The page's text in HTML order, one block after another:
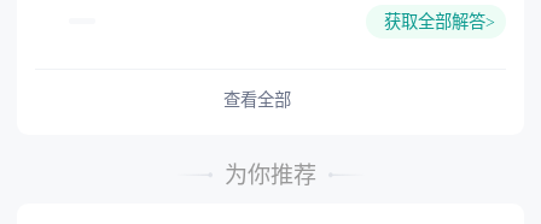
或者与被继承人共同生活的继承人，分配遗产
的继承人，不尽扶养义务的，分配遗产时，应当
获取全部解答>
查看全部
为你推荐